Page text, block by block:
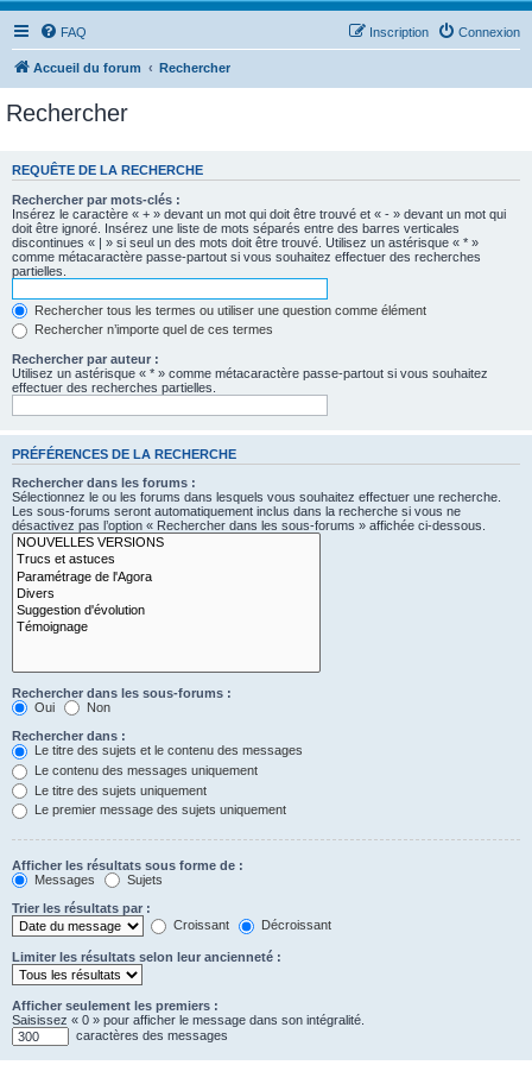
FAQ Connexion
Inscription
Accueil du forum Rechercher
Rechercher
REQUÊTE DE LA RECHERCHE
Rechercher par mots-clés :
Insérez le caractère « + » devant un mot qui doit être trouvé et « - » devant un mot qui
doit être ignoré. Insérez une liste de mots séparés entre des barres verticales
discontinues « | » si seul un des mots doit être trouvé. Utilisez un astérisque « * »
comme métacaractère passe-partout si vous souhaitez effectuer des recherches
partielles.
Rechercher tous les termes ou utiliser une question comme élément
Rechercher n’importe quel de ces termes
Rechercher par auteur :
Utilisez un astérisque « * » comme métacaractère passe-partout si vous souhaitez
effectuer des recherches partielles.
PRÉFÉRENCES DE LA RECHERCHE
Rechercher dans les forums :
Sélectionnez le ou les forums dans lesquels vous souhaitez effectuer une recherche.
Les sous-forums seront automatiquement inclus dans la recherche si vous ne
désactivez pas l’option « Rechercher dans les sous-forums » affichée ci-dessous.
Rechercher dans les sous-forums :
Oui
Non
Rechercher dans :
Le titre des sujets et le contenu des messages
Le contenu des messages uniquement
Le titre des sujets uniquement
Le premier message des sujets uniquement
Afficher les résultats sous forme de :
Messages
Sujets
Trier les résultats par :
Croissant
Décroissant
Limiter les résultats selon leur ancienneté :
Afficher seulement les premiers :
Saisissez « 0 » pour afficher le message dans son intégralité.
caractères des messages